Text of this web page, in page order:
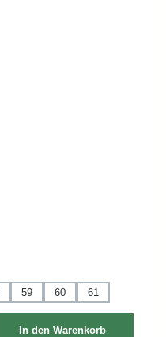
59 60 61
In den Warenkorb